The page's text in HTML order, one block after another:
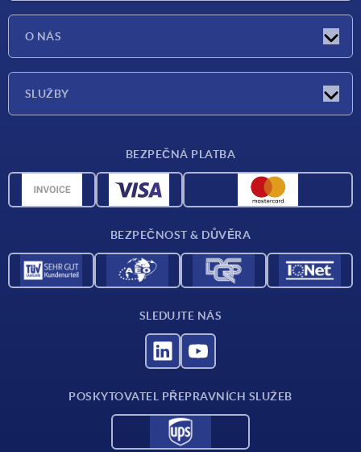
O NÁS
SLUŽBY
CAD data
BEZPEČNÁ PLATBA
BEZPEČNOST & DŮVĚRA
SLEDUJTE NÁS
POSKYTOVATEL PŘEPRAVNÍCH SLUŽEB